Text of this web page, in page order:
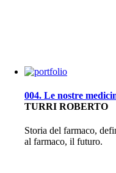
004. Le nostre
TURRI ROBERTO
Storia del farmaco,
al farmaco, il futuro.